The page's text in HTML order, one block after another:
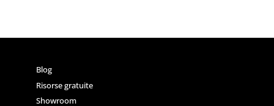
Blog
Risorse gratuite
Showroom